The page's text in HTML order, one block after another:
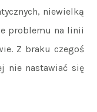
niewielką
problemu na linii
Z braku czegoś
nie nastawiać się